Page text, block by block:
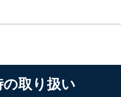
の取り扱い